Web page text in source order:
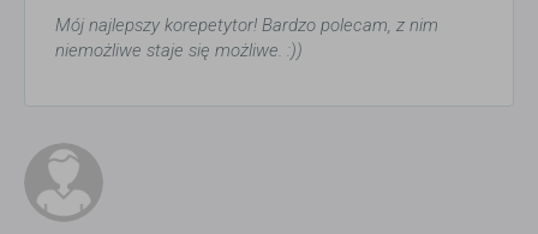
Mój najlepszy korepetytor! Bardzo polecam, z nim
niemożliwe staje się możliwe. :))